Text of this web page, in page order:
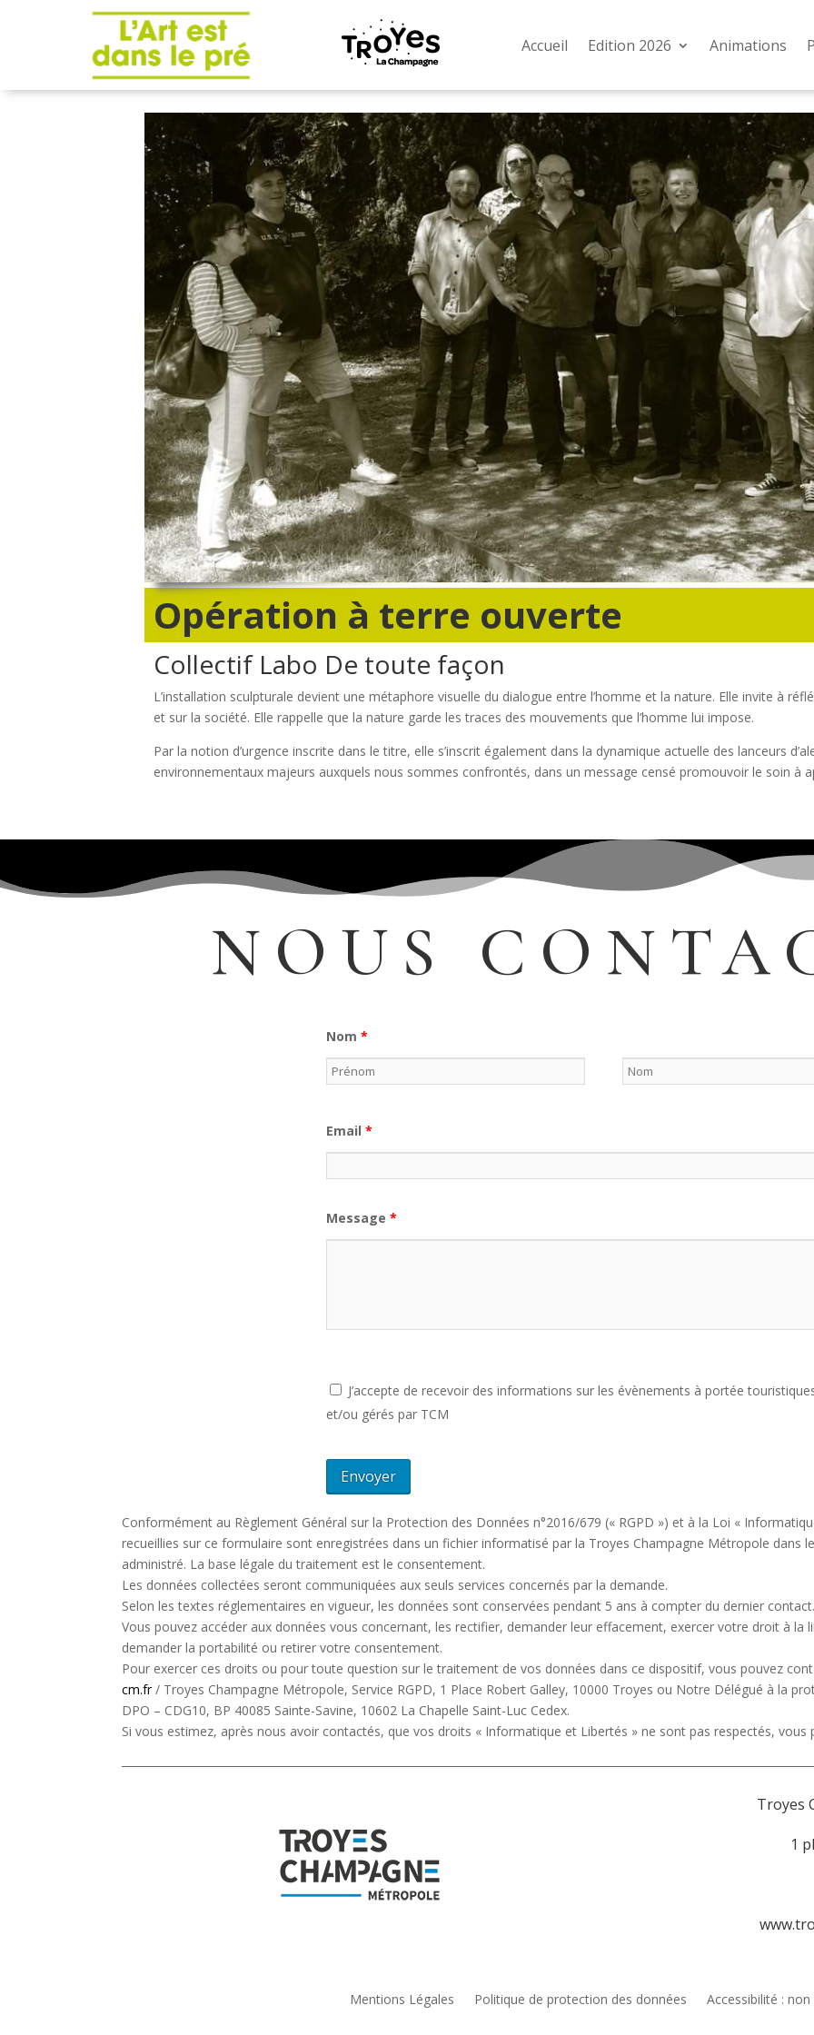
Accueil Edition 2026 Animations
Opération à terre ouverte
Collectif Labo De toute façon
L’installation sculpturale devient une métaphore visuelle du dialogue entre l’homme et la nature. Elle invite à
et sur la société. Elle rappelle que la nature garde les traces des mouvements que l’homme lui impose.
Par la notion d’urgence inscrite dans le titre, elle s’inscrit également dans la dynamique actuelle des lanceurs
environnementaux majeurs auxquels nous sommes confrontés, dans un message censé promouvoir le soin à
NOUS
Nom*
Email*
Message*
J’accepte de recevoir des informations sur les évènements à portée
et/ou gérés par TCM
Conformément au Règlement Général sur la Protection des Données n°2016/679 (« RGPD ») et à la Loi «
recueillies sur ce formulaire sont enregistrées dans un fichier informatisé par la Troyes Champagne Métropole dans
administré. La base légale du traitement est le consentement.
Les données collectées seront communiquées aux seuls services concernés par la demande.
Selon les textes réglementaires en vigueur, les données sont conservées pendant 5 ans à compter du dernier
Vous pouvez accéder aux données vous concernant, les rectifier, demander leur effacement, exercer votre droit à
demander la portabilité ou retirer votre consentement.
Pour exercer ces droits ou pour toute question sur le traitement de vos données dans ce dispositif, vous pouvez
cm.fr / Troyes Champagne Métropole, Service RGPD, 1 Place Robert Galley, 10000 Troyes ou Notre Délégué à la
DPO – CDG10, BP 40085 Sainte-Savine, 10602 La Chapelle Saint-Luc Cedex.
Si vous estimez, après nous avoir contactés, que vos droits « Informatique et Libertés » ne sont pas respectés, vous
Troyes
1
Mentions Légales Politique de protection des données Accessibilité :
Panneau de gestion des cookies